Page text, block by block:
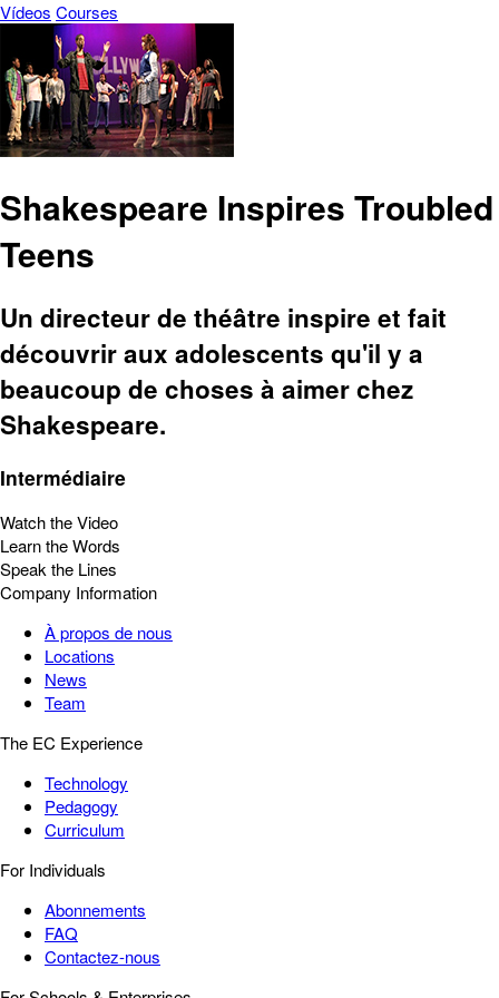
Vídeos Courses
Shakespeare Inspires Troubled
Teens
Un directeur de théâtre inspire et fait
découvrir aux adolescents qu'il y a
beaucoup de choses à aimer chez
Shakespeare.
Intermédiaire
Watch the Video
Learn the Words
Speak the Lines
Company Information
À propos de nous
Locations
News
Team
The EC Experience
Technology
Pedagogy
Curriculum
For Individuals
Abonnements
FAQ
Contactez-nous